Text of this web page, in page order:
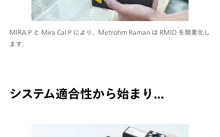
MIRA P と Mira Cal P により、Metrohm Raman は RMID を簡素化し
ます.
システム適合性から始まり...